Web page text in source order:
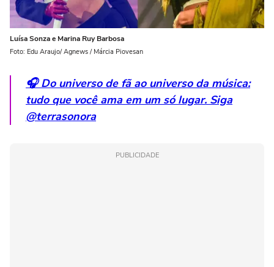
Luísa Sonza e Marina Ruy Barbosa
Foto: Edu Araujo/ Agnews / Márcia Piovesan
🎧 Do universo de fã ao universo da música:
tudo que você ama em um só lugar. Siga
@terrasonora
PUBLICIDADE